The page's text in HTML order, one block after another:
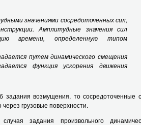
значениями сосредоточенных сил,
Амплитудные значения сил
времени, определенную типом
путем динамического смещения
функция ускорения движения
задания возмущения, то сосредоточенные
грузовые поверхности.
задания произвольного